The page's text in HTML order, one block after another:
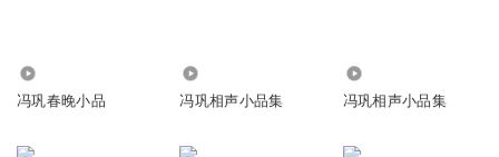
冯巩春晚小品 冯巩相声小品集 冯巩相声小品集